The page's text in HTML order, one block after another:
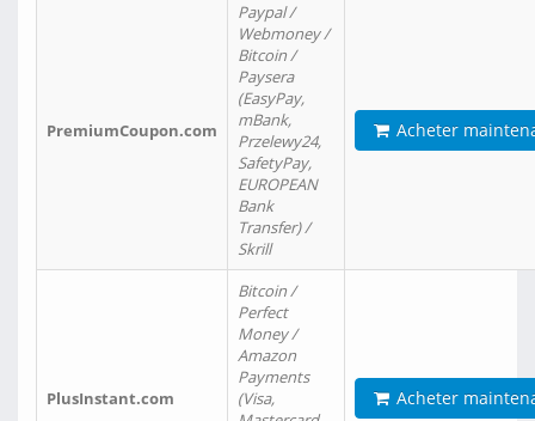
PremiumCoupon.com
Paypal /
Webmoney /
Bitcoin /
Paysera
(EasyPay,
mBank,
Przelewy24,
SafetyPay,
EUROPEAN
Bank
Transfer) /
Skrill
Acheter
PlusInstant.com
Bitcoin /
Perfect
Money /
Amazon
Payments
(Visa,
Acheter